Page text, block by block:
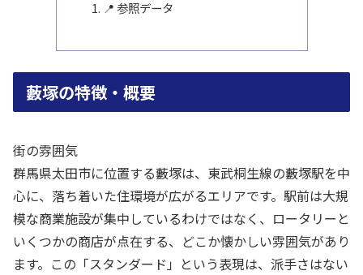
📍 参照データ
藪塚の特徴・概要
街の雰囲気
群馬県太田市に位置する藪塚は、東武桐生線の藪塚駅を中
心に、落ち着いた住環境が広がるエリアです。駅前は大規
模な商業施設が集中しているわけではなく、ロータリーと
いくつかの商店が点在する、どこか懐かしい雰囲気があり
ます。この「スタンダード」という表現は、派手さはない